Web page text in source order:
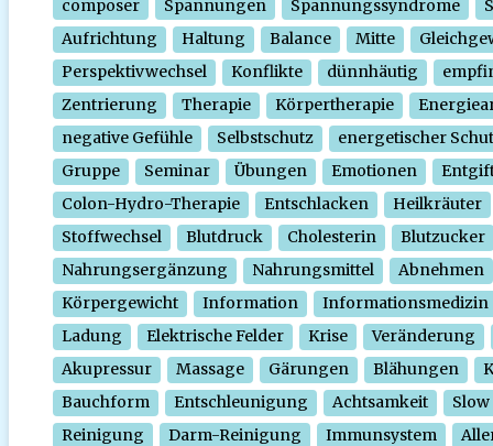
composer Spannungen Spannungssyndrome
Aufrichtung
Haltung Balance Mitte
Perspektivwechsel
Konflikte dünnhäutig
Zentrierung
Therapie Körpertherapie
negative Gefühle
Selbstschutz
energetischer
Gruppe
Seminar Übungen Emotionen
Colon-Hydro-Therapie
Entschlacken
Heilkräuter
Stoffwechsel
Blutdruck Cholesterin
Blutzucker
Nahrungsergänzung
Nahrungsmittel
Abnehmen
Körpergewicht
Information
Informationsmedizin
Ladung
Elektrische Felder Krise
Veränderung
Akupressur
Massage Gärungen Blähungen
Bauchform
Entschleunigung Achtsamkeit
Slow
Reinigung
Darm-Reinigung Immunsystem